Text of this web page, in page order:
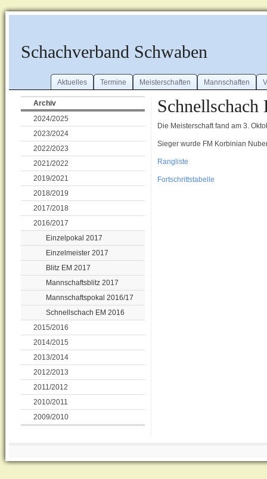
Schachverband Schwaben
Aktuelles Termine Meisterschaften Mannschaften
Archiv
2024/2025
2023/2024
2022/2023
2021/2022
2019/2021
2018/2019
2017/2018
2016/2017
Einzelpokal 2017
Einzelmeister 2017
Blitz EM 2017
Mannschaftsblitz 2017
Mannschaftspokal 2016/17
Schnellschach EM 2016
2015/2016
2014/2015
2013/2014
2012/2013
2011/2012
2010/2011
2009/2010
Schnellschach
Die Meisterschaft fand am 3.
Sieger wurde FM Korbinian
Rangliste
Fortschrittstabelle